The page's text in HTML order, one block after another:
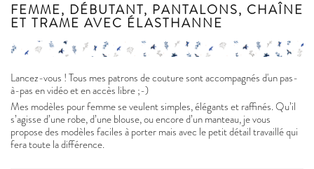
FEMME, DÉBUTANT, PANTALONS, CHAÎNE
ET TRAME AVEC ÉLASTHANNE
Lancez-vous ! Tous mes patrons de couture sont accompagnés d'un pas-
à-pas en vidéo et en accès libre ;-)
Mes modèles pour femme se veulent simples, élégants et raffinés. Qu’il
s’agisse d’une robe, d’une blouse, ou encore d’un manteau, je vous
propose des modèles faciles à porter mais avec le petit détail travaillé qui
fera toute la différence.